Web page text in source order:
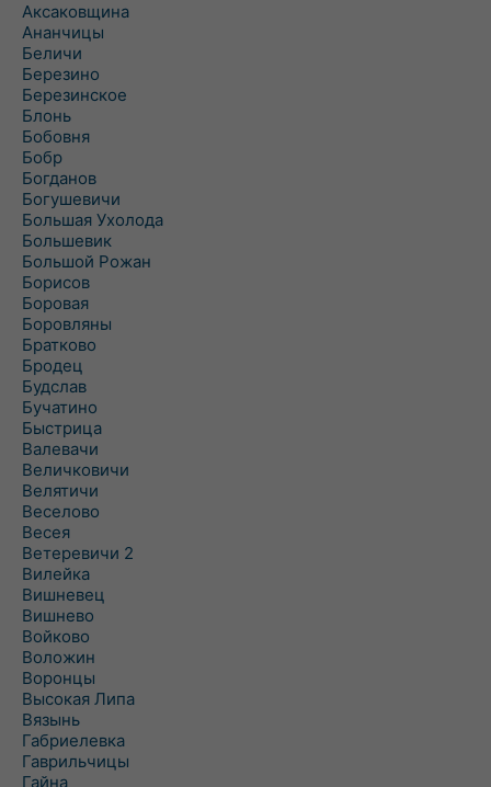
Аксаковщина
Ананчицы
Беличи
Березино
Березинское
Блонь
Бобовня
Бобр
Богданов
Богушевичи
Большая Ухолода
Большевик
Большой Рожан
Борисов
Боровая
Боровляны
Братково
Бродец
Будслав
Бучатино
Быстрица
Валевачи
Величковичи
Велятичи
Веселово
Весея
Ветеревичи 2
Вилейка
Вишневец
Вишнево
Войково
Воложин
Воронцы
Высокая Липа
Вязынь
Габриелевка
Гаврильчицы
Гайна